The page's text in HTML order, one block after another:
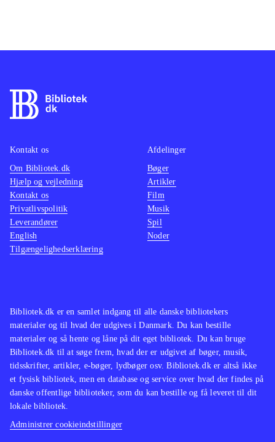
Bibliotek.dk er en samlet indgang til alle danske bibliotekers
materialer og til hvad der udgives i Danmark. Du kan bestille
materialer og så hente og låne på dit eget bibliotek. Du kan bruge
Bibliotek.dk til at søge frem, hvad der er udgivet af bøger, musik,
tidsskrifter, artikler, e-bøger, lydbøger osv. Bibliotek.dk er altså ikke
et fysisk bibliotek, men en database og service over hvad der findes på
danske offentlige biblioteker, som du kan bestille og få leveret til dit
lokale bibliotek.
Administrer cookieindstillinger
Kontakt os
Om Bibliotek.dk
Hjælp og vejledning
Kontakt os
Privatlivspolitik
Leverandører
English
Tilgængelighedserklæring
Afdelinger
Bøger
Artikler
Film
Musik
Spil
Noder